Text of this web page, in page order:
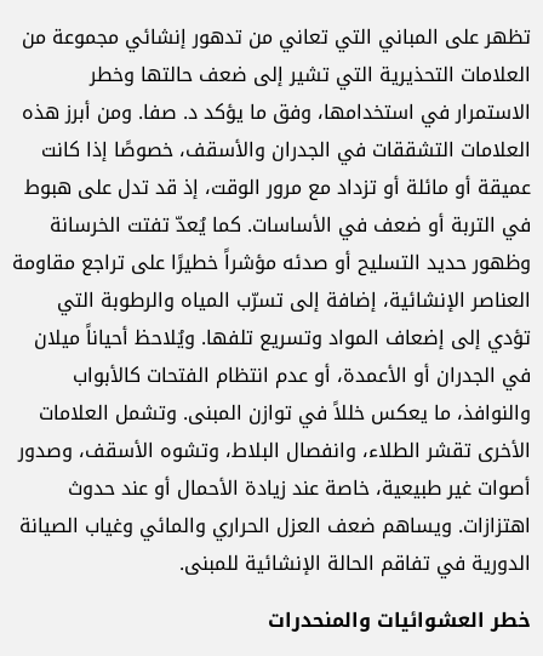
تظهر على المباني التي تعاني من تدهور إنشائي مجموعة من
العلامات التحذيرية التي تشير إلى ضعف حالتها وخطر
الاستمرار في استخدامها، وفق ما يؤكد د. صفا. ومن أبرز هذه
العلامات التشققات في الجدران والأسقف، خصوصًا إذا كانت
عميقة أو مائلة أو تزداد مع مرور الوقت، إذ قد تدل على هبوط
في التربة أو ضعف في الأساسات. كما يُعدّ تفتت الخرسانة
وظهور حديد التسليح أو صدئه مؤشراً خطيرًا على تراجع مقاومة
العناصر الإنشائية، إضافة إلى تسرّب المياه والرطوبة التي
تؤدي إلى إضعاف المواد وتسريع تلفها. ويُلاحظ أحياناً ميلان
في الجدران أو الأعمدة، أو عدم انتظام الفتحات كالأبواب
والنوافذ، ما يعكس خللاً في توازن المبنى. وتشمل العلامات
الأخرى تقشر الطلاء، وانفصال البلاط، وتشوه الأسقف، وصدور
أصوات غير طبيعية، خاصة عند زيادة الأحمال أو عند حدوث
اهتزازات. ويساهم ضعف العزل الحراري والمائي وغياب الصيانة
الدورية في تفاقم الحالة الإنشائية للمبنى.
خطر العشوائيات والمنحدرات